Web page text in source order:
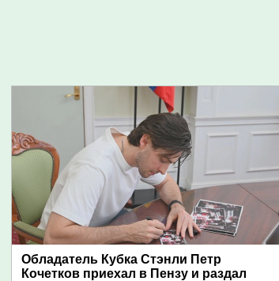
Обладатель Кубка Стэнли Петр
Кочетков приехал в Пензу и раздал